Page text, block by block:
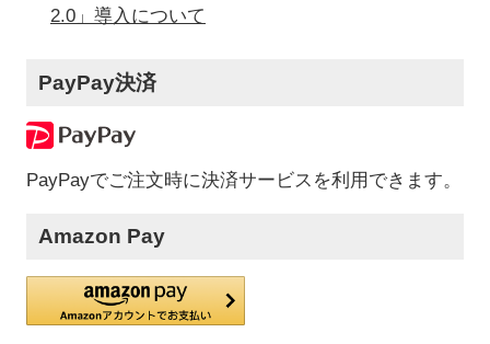
2.0」導入について
PayPay決済
PayPayでご注文時に決済サービスを利用できます。
Amazon Pay